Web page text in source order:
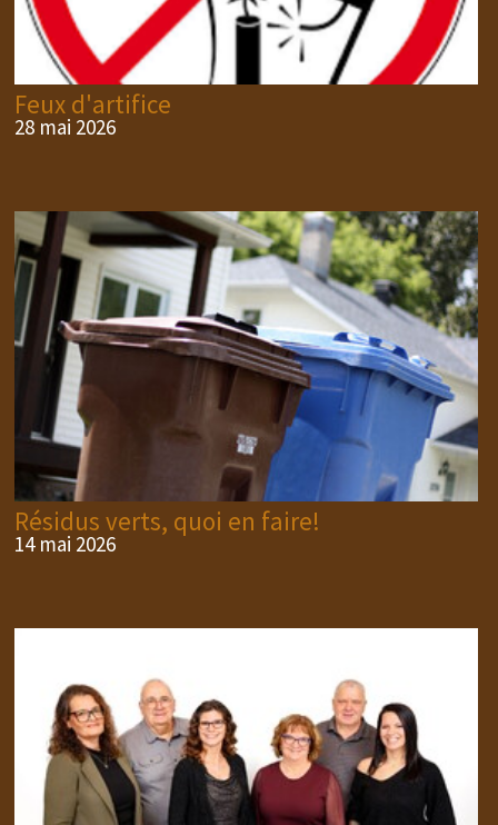
Feux d'artifice
28 mai 2026
Résidus verts, quoi en faire!
14 mai 2026